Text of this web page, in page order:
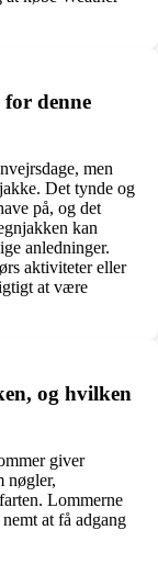
for denne
men
Det tynde og
på, og det
kan
anledninger.
aktiviteter eller
at være
og hvilken
giver
nøgler,
Lommerne
at få adgang